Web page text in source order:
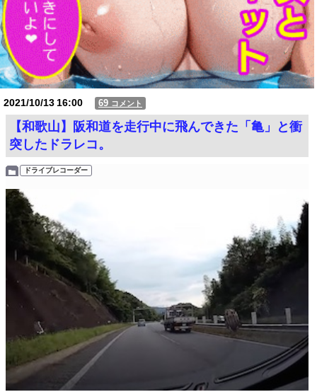
2021/10/1316:00 69 コメント
【和歌山】阪和道を走行中に飛んできた「亀」と衝
突したドラレコ。
ドライブレコーダー